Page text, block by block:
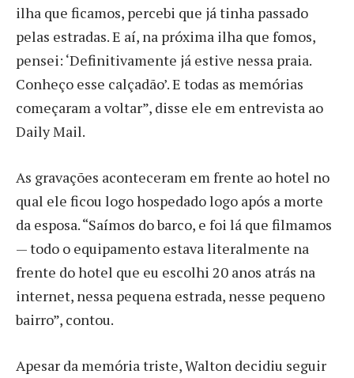
ilha que ficamos, percebi que já tinha passado
pelas estradas. E aí, na próxima ilha que fomos,
pensei: ‘Definitivamente já estive nessa praia.
Conheço esse calçadão’. E todas as memórias
começaram a voltar”, disse ele em entrevista ao
Daily Mail.
As gravações aconteceram em frente ao hotel no
qual ele ficou logo hospedado logo após a morte
da esposa. “Saímos do barco, e foi lá que filmamos
— todo o equipamento estava literalmente na
frente do hotel que eu escolhi 20 anos atrás na
internet, nessa pequena estrada, nesse pequeno
bairro”, contou.
Apesar da memória triste, Walton decidiu seguir